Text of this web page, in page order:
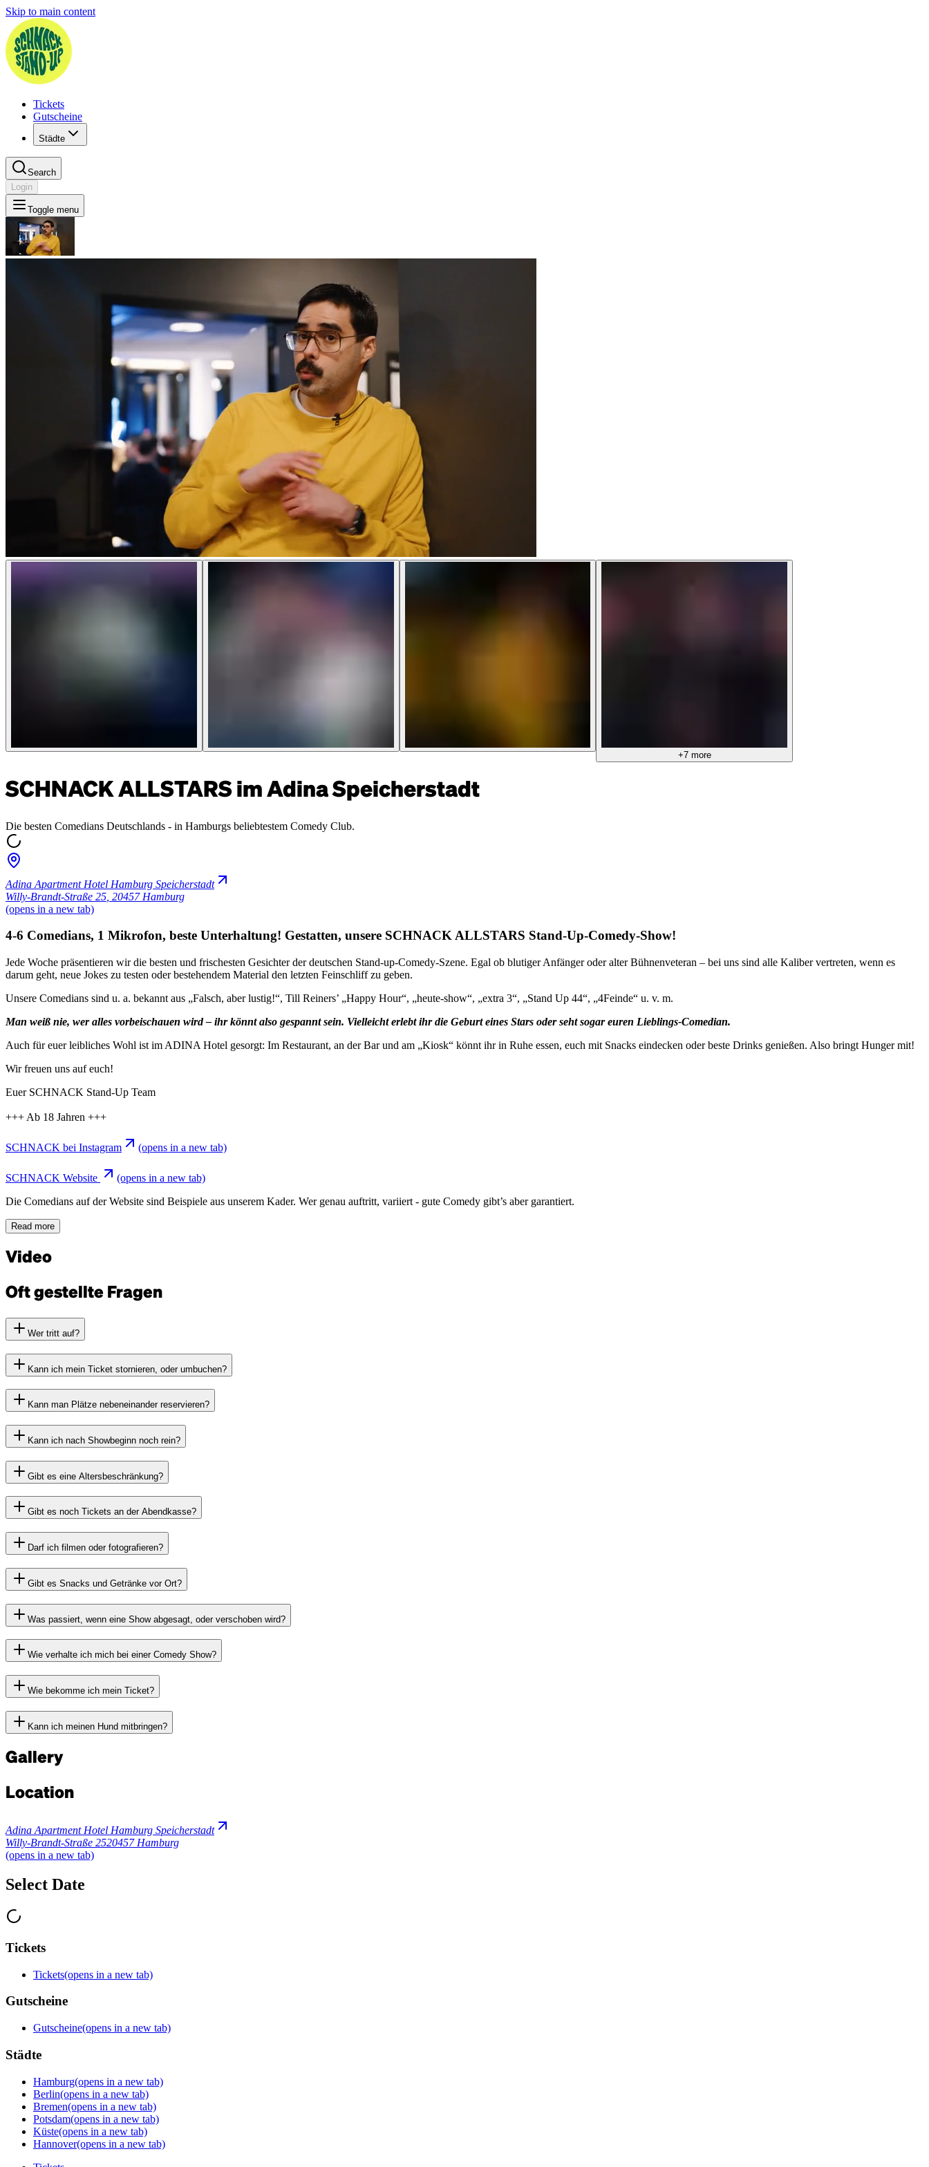
Skip to main content
Tickets
Gutscheine
Städte
Search
Login
Toggle menu
+7 more
SCHNACK ALLSTARS im Adina Speicherstadt
Die besten Comedians Deutschlands - in Hamburgs beliebtestem Comedy Club.
Adina Apartment Hotel Hamburg Speicherstadt
Willy-Brandt-Straße 25 20457 Hamburg
(opens in a new tab)
4-6 Comedians, 1 Mikrofon, beste Unterhaltung! Gestatten, unsere SCHNACK ALLSTARS Stand-Up-Comedy-Show!
Jede Woche präsentieren wir die besten und frischesten Gesichter der deutschen Stand-up-Comedy-Szene. Egal ob blutiger Anfänger oder alter Bühnenveteran – bei uns sind alle Kaliber vertreten, wenn es
darum geht, neue Jokes zu testen oder bestehendem Material den letzten Feinschliff zu geben.
Unsere Comedians sind u. a. bekannt aus „Falsch, aber lustig!“, Till Reiners’ „Happy Hour“, „heute-show“, „extra 3“, „Stand Up 44“, „4Feinde“ u. v. m.
Man weiß nie, wer alles vorbeischauen wird – ihr könnt also gespannt sein. Vielleicht erlebt ihr die Geburt eines Stars oder seht sogar euren Lieblings-Comedian.
Auch für euer leibliches Wohl ist im ADINA Hotel gesorgt: Im Restaurant, an der Bar und am „Kiosk“ könnt ihr in Ruhe essen, euch mit Snacks eindecken oder beste Drinks genießen. Also bringt Hunger mit!
Wir freuen uns auf euch!
Euer SCHNACK Stand-Up Team
+++ Ab 18 Jahren +++
SCHNACK bei Instagram (opens in a new tab)
SCHNACK Website
(opens in a new tab)
Die Comedians auf der Website sind Beispiele aus unserem Kader. Wer genau auftritt, variiert - gute Comedy gibt’s aber garantiert.
Read more
Video
Oft gestellte Fragen
Wer tritt auf?
Kann ich mein Ticket stornieren, oder umbuchen?
Kann man Plätze nebeneinander reservieren?
Kann ich nach Showbeginn noch rein?
Gibt es eine Altersbeschränkung?
Gibt es noch Tickets an der Abendkasse?
Darf ich filmen oder fotografieren?
Gibt es Snacks und Getränke vor Ort?
Was passiert, wenn eine Show abgesagt, oder verschoben wird?
Wie verhalte ich mich bei einer Comedy Show?
Wie bekomme ich mein Ticket?
Kann ich meinen Hund mitbringen?
Gallery
Location
Adina Apartment Hotel Hamburg Speicherstadt
Willy-Brandt-Straße 2520457 Hamburg
(opens in a new tab)
Select Date
Tickets
Tickets(opens in a new tab)
Gutscheine
Gutscheine(opens in a new tab)
Städte
Hamburg(opens in a new tab)
Berlin(opens in a new tab)
Bremen(opens in a new tab)
Potsdam(opens in a new tab)
Küste(opens in a new tab)
Hannover(opens in a new tab)